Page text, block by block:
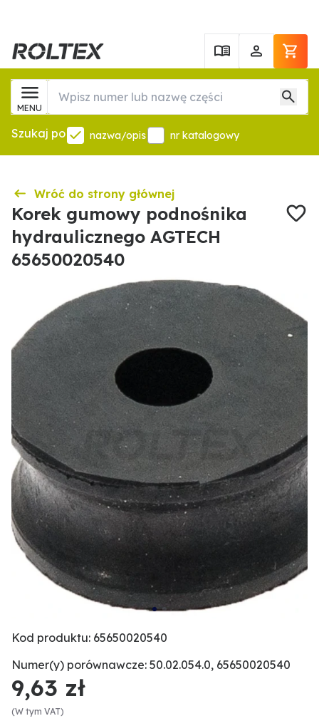
MENU
Szukaj po nazwa/opis nr katalogowy
Wróć do strony głównej
Korek gumowy podnośnika
hydraulicznego AGTECH
65650020540
Kod produktu: 65650020540
Numer(y) porównawcze: 50.02.054.0, 65650020540
9,63 zł
(W tym VAT)